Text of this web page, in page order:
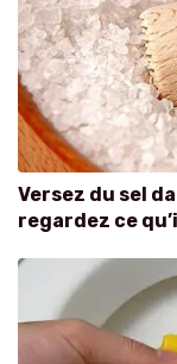
Versez du sel
regardez ce